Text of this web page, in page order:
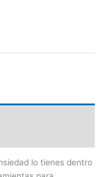
lo tienes dentro